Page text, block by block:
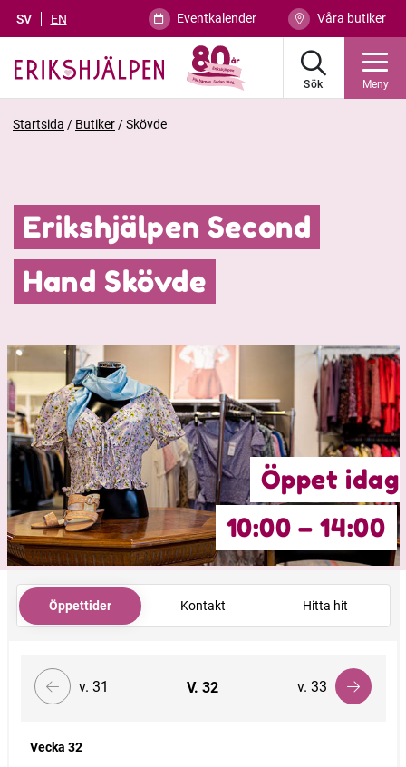
SV EN Eventkalender Våra butiker
Sök Meny
Startsida / Butiker /Skövde
Erikshjälpen Second
Hand Skövde
Öppet idag
10:00 – 14:00
Öppettider Kontakt Hitta hit
v. 31 V.32 v. 33
Vecka 32